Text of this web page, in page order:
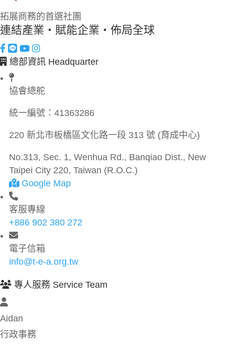
拓展商務的首選社團
連結產業・賦能企業・佈局全球
總部資訊 Headquarter
協會總舵
統一編號： 41363286
220 新北市板橋區文化路一段 313 號 (育成中心)
No.313, Sec. 1, Wenhua Rd., Banqiao Dist., New
Taipei City 220, Taiwan (R.O.C.)
Google Map
客服專線
+886 902 380 272
電子信箱
info@t-e-a.org.tw
專人服務 Service Team
Aidan
行政事務